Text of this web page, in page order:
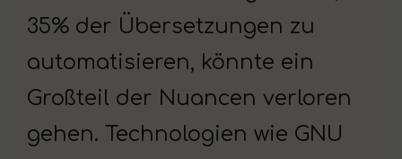
35% der Übersetzungen zu
automatisieren, könnte ein
Großteil der Nuancen verloren
gehen. Technologien wie GNU